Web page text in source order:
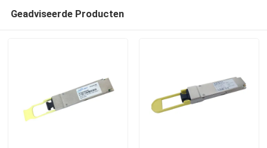
Geadviseerde Producten